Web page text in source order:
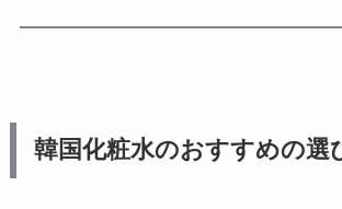
韓国化粧水のおすすめの選